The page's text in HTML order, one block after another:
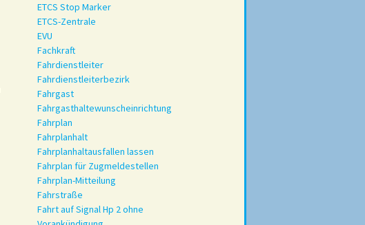
ETCS Stop Marker
ETCS-Zentrale
EVU
Fachkraft
Fahrdienstleiter
Fahrdienstleiterbezirk
Fahrgast
Fahrgasthaltewunscheinrichtung
Fahrplan
Fahrplanhalt
Fahrplanhaltausfallen lassen
Fahrplan für Zugmeldestellen
Fahrplan-Mitteilung
Fahrstraße
Fahrt auf Signal Hp 2 ohne